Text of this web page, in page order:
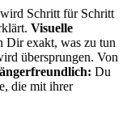
Schritt für Schritt
Visuelle
Dir exakt, was zu tun
übersprungen. Von
Du
die mit ihrer